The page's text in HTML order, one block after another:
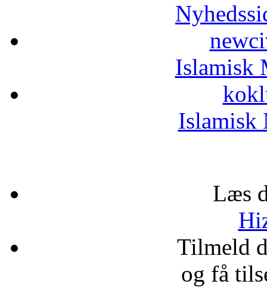
Islamisk
Islamisk
Læs
Tilmeld
og få